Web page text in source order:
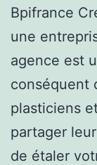
Bpifrance
une
agence est
conséquent
plasticiens
partager
de étaler